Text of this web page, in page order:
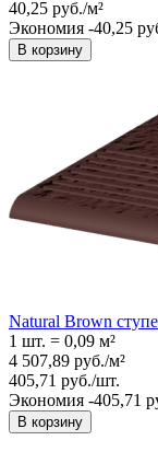
40,25 руб./м²
Экономия -40,25
В корзину
Natural Brown
1 шт. = 0,09 м²
4 507,89 руб./м²
405,71 руб./шт.
Экономия -405,71
В корзину